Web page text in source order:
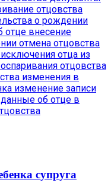
отцовства
о рождении
отце внесение
отмена отцовства
исключения отца из
отцовства
изменения в
изменение записи
об отце в
супруга